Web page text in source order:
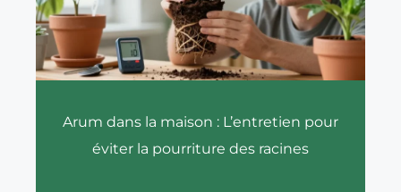
Arum dans la maison : L’entretien pour
éviter la pourriture des racines